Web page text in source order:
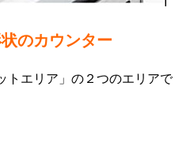
のカウンター
トエリア」の２つのエリアで